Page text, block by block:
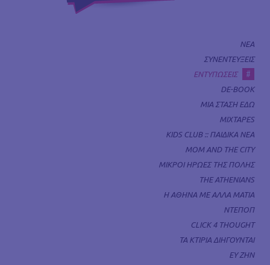
ΝΕΑ
ΣΥΝΕΝΤΕΥΞΕΙΣ
ΕΝΤΥΠΩΣΕΙΣ
#
DE-BOOK
ΜΙΑ ΣΤΑΣΗ ΕΔΩ
MIXTAPES
KIDS CLUB :: ΠΑΙΔΙΚΑ ΝΕΑ
MOM AND THE CITY
ΜΙΚΡΟΙ ΗΡΩΕΣ ΤΗΣ ΠΟΛΗΣ
THE ATHENIANS
Η ΑΘΗΝΑ ΜΕ ΑΛΛΑ ΜΑΤΙΑ
ΝΤΕΠΟΠ
CLICK 4 THOUGHT
ΤΑ ΚΤΙΡΙΑ ΔΙΗΓΟΥΝΤΑΙ
ΕΥ ΖΗΝ